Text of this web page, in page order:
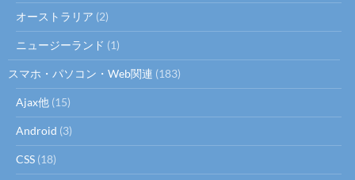
オーストラリア (2)
ニュージーランド (1)
スマホ・パソコン・Web関連 (183)
Ajax他 (15)
Android (3)
CSS (18)